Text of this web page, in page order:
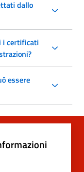
dallo
i certificati
essere